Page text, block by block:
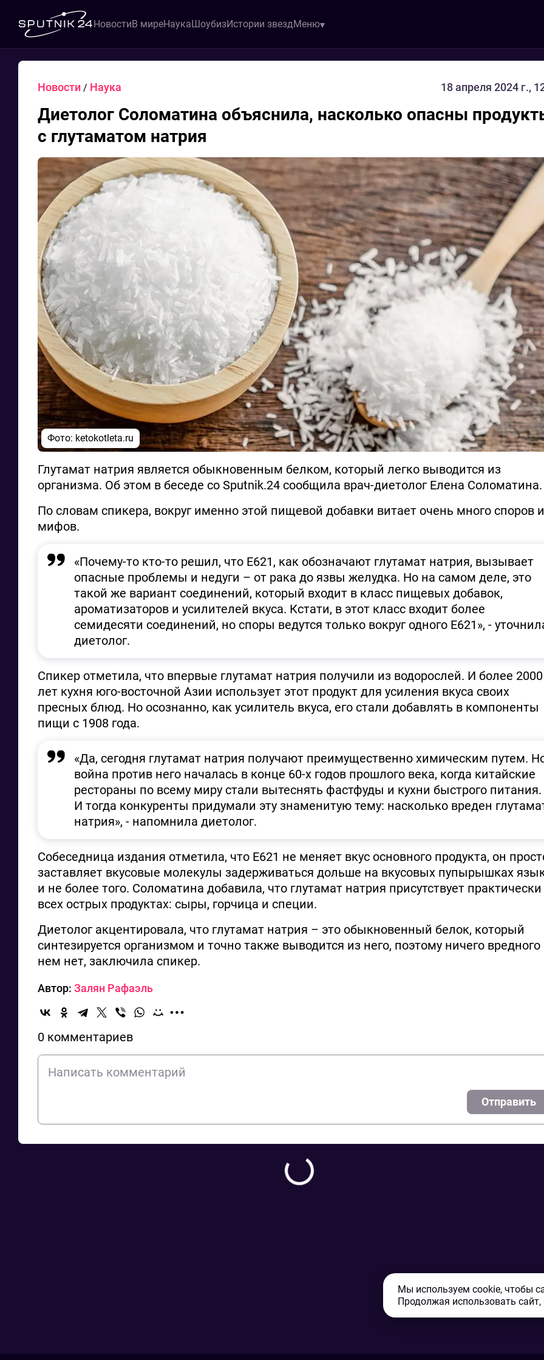
Мы используем cookie, чтобы
Продолжая использовать
НовостиВ миреНаукаШоубизИстории звездМеню
Новости / Наука 18 апреля 2024 г.,
Диетолог Соломатина объяснила, насколько опасны
с глутаматом натрия
Фото: ketokotleta.ru
Глутамат натрия является обыкновенным белком, который легко выводится из
организма. Об этом в беседе со Sputnik.24 сообщила врач-диетолог Елена Соломатина.
По словам спикера, вокруг именно этой пищевой добавки витает очень много споров и
мифов.
«Почему-то кто-то решил, что Е621, как обозначают глутамат натрия, вызывает
опасные проблемы и недуги – от рака до язвы желудка. Но на самом деле, это
такой же вариант соединений, который входит в класс пищевых добавок,
ароматизаторов и усилителей вкуса. Кстати, в этот класс входит более
семидесяти соединений, но споры ведутся только вокруг одного Е621», -
диетолог.
Спикер отметила, что впервые глутамат натрия получили из водорослей. И более 2000
лет кухня юго-восточной Азии использует этот продукт для усиления вкуса своих
пресных блюд. Но осознанно, как усилитель вкуса, его стали добавлять в компоненты
пищи с 1908 года.
«Да, сегодня глутамат натрия получают преимущественно химическим путем.
война против него началась в конце 60-х годов прошлого века, когда китайские
рестораны по всему миру стали вытеснять фастфуды и кухни быстрого питания.
И тогда конкуренты придумали эту знаменитую тему: насколько вреден
натрия», - напомнила диетолог.
Собеседница издания отметила, что Е621 не меняет вкус основного продукта, он
заставляет вкусовые молекулы задерживаться дольше на вкусовых пупырышках
и не более того. Соломатина добавила, что глутамат натрия присутствует
всех острых продуктах: сыры, горчица и специи.
Диетолог акцентировала, что глутамат натрия – это обыкновенный белок, который
синтезируется организмом и точно также выводится из него, поэтому ничего вредного
нем нет, заключила спикер.
Автор: Залян Рафаэль
0 комментариев
Отправить